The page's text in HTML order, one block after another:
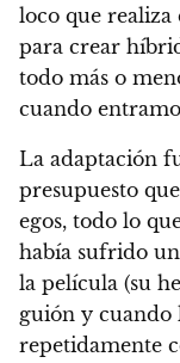
loco que realiza
para crear
todo más o
cuando
La adaptación
presupuesto
egos, todo lo
había sufrido
la película (su
guión y cuando
repetidamente